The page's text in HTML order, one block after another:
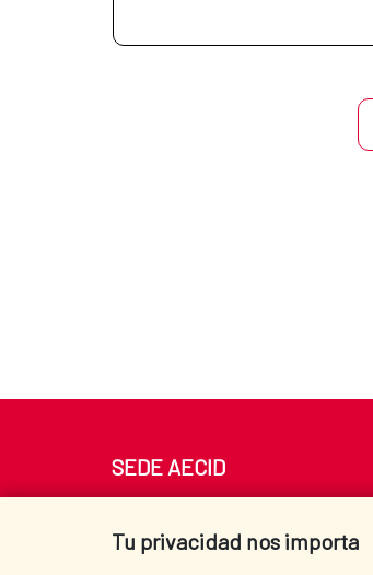
Tu privacidad nos importa
SEDE AECID
Tel. +34 900 20 30 54​​​​​​​